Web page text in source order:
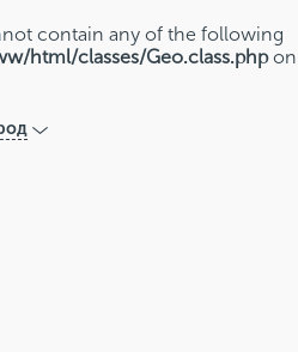
contain any of the following
html/classes/Geo.class.phpon